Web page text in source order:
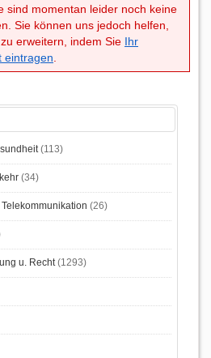
sind momentan leider noch keine
Sie können uns jedoch helfen,
erweitern, indem Sie Ihr
eintragen
(113)
(34)
(26)
u. Recht(1293)